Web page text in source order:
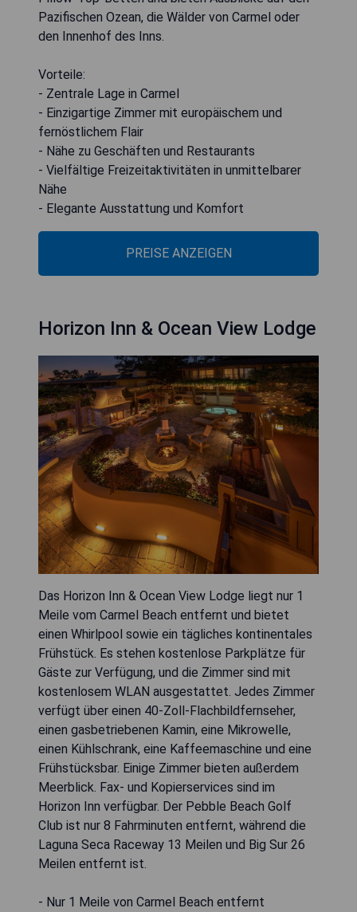
Pazifischen Ozean, die Wälder von Carmel oder
den Innenhof des Inns.
Vorteile:
- Zentrale Lage in Carmel
- Einzigartige Zimmer mit europäischem und
fernöstlichem Flair
- Nähe zu Geschäften und Restaurants
- Vielfältige Freizeitaktivitäten in unmittelbarer
Nähe
- Elegante Ausstattung und Komfort
PREISE ANZEIGEN
Horizon Inn & Ocean View Lodge
Das Horizon Inn & Ocean View Lodge liegt nur 1
Meile vom Carmel Beach entfernt und bietet
einen Whirlpool sowie ein tägliches kontinentales
Frühstück. Es stehen kostenlose Parkplätze für
Gäste zur Verfügung, und die Zimmer sind mit
kostenlosem WLAN ausgestattet. Jedes Zimmer
verfügt über einen 40-Zoll-Flachbildfernseher,
einen gasbetriebenen Kamin, eine Mikrowelle,
einen Kühlschrank, eine Kaffeemaschine und eine
Frühstücksbar. Einige Zimmer bieten außerdem
Meerblick. Fax- und Kopierservices sind im
Horizon Inn verfügbar. Der Pebble Beach Golf
Club ist nur 8 Fahrminuten entfernt, während die
Laguna Seca Raceway 13 Meilen und Big Sur 26
Meilen entfernt ist.
- Nur 1 Meile von Carmel Beach entfernt